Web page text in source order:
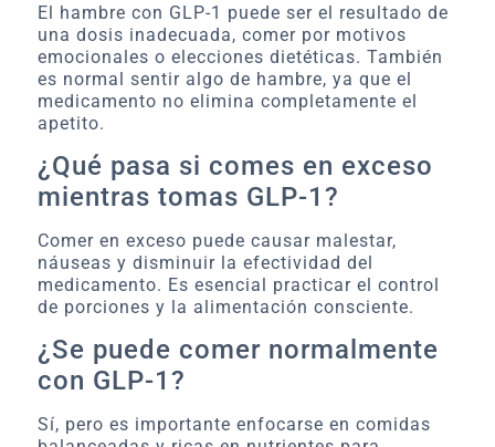
El hambre con GLP-1 puede ser el resultado de
una dosis inadecuada, comer por motivos
emocionales o elecciones dietéticas. También
es normal sentir algo de hambre, ya que el
medicamento no elimina completamente el
apetito.
¿Qué pasa si comes en exceso
mientras tomas GLP-1?
Comer en exceso puede causar malestar,
náuseas y disminuir la efectividad del
medicamento. Es esencial practicar el control
de porciones y la alimentación consciente.
¿Se puede comer normalmente
con GLP-1?
Sí, pero es importante enfocarse en comidas